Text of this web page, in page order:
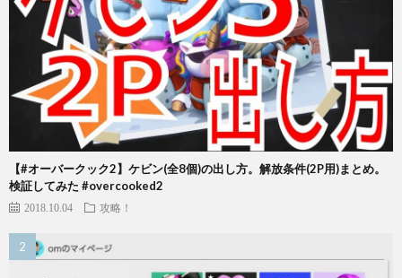
【#オーバークック2】ケビン(全8個)の出し方。解放条件(2P用)まとめ。
検証してみた #overcooked2
2018.10.04 攻略！